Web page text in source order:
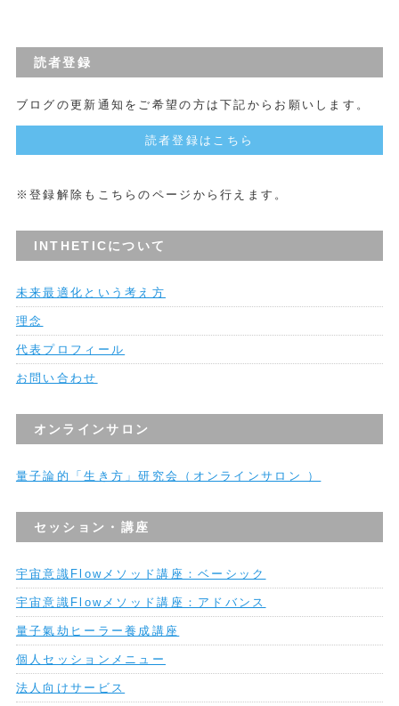
読者登録
ブログの更新通知をご希望の方は下記からお願いします。
読者登録はこちら
※登録解除もこちらのページから行えます。
INTHETICについて
未来最適化という考え方
理念
代表プロフィール
お問い合わせ
オンラインサロン
量子論的「生き方」研究会（オンラインサロン ）
セッション・講座
宇宙意識Flowメソッド講座：ベーシック
宇宙意識Flowメソッド講座：アドバンス
量子氣劫ヒーラー養成講座
個人セッションメニュー
法人向けサービス